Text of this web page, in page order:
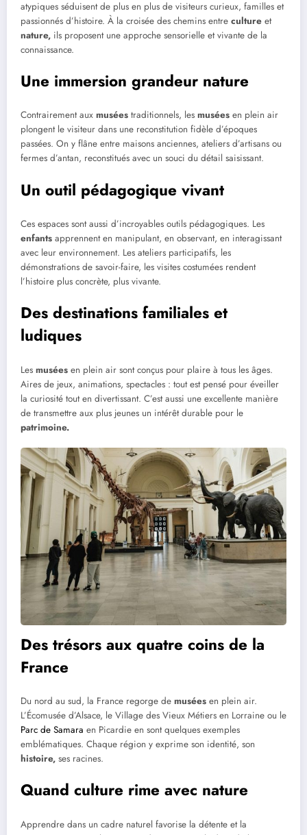
atypiques séduisent de plus en plus de visiteurs curieux, familles et
passionnés d’histoire. À la croisée des chemins entre culture et
nature, ils proposent une approche sensorielle et vivante de la
connaissance.
Une immersion grandeur nature
Contrairement aux musées traditionnels, les musées en plein air
plongent le visiteur dans une reconstitution fidèle d’époques
passées. On y flâne entre maisons anciennes, ateliers d’artisans ou
fermes d’antan, reconstitués avec un souci du détail saisissant.
Un outil pédagogique vivant
Ces espaces sont aussi d’incroyables outils pédagogiques. Les
enfants apprennent en manipulant, en observant, en interagissant
avec leur environnement. Les ateliers participatifs, les
démonstrations de savoir-faire, les visites costumées rendent
l’histoire plus concrète, plus vivante.
Des destinations familiales et
ludiques
Les musées en plein air sont conçus pour plaire à tous les âges.
Aires de jeux, animations, spectacles : tout est pensé pour éveiller
la curiosité tout en divertissant. C’est aussi une excellente manière
de transmettre aux plus jeunes un intérêt durable pour le
patrimoine.
Des trésors aux quatre coins de la
France
Du nord au sud, la France regorge de musées en plein air.
L’Écomusée d’Alsace, le Village des Vieux Métiers en Lorraine ou le
Parc de Samara en Picardie en sont quelques exemples
emblématiques. Chaque région y exprime son identité, son
histoire, ses racines.
Quand culture rime avec nature
Apprendre dans un cadre naturel favorise la détente et la